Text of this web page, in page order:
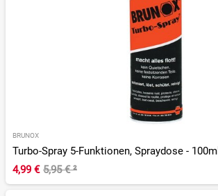
BRUNOX
Turbo-Spray 5-Funktionen, Spraydose - 100ml
4,99 € 5,95 €²